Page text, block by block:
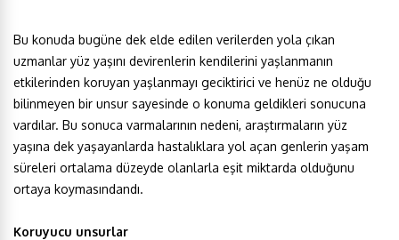
Bu konuda bugüne dek elde edilen verilerden yola çıkan
uzmanlar yüz yaşını devirenlerin kendilerini yaşlanmanın
etkilerinden koruyan yaşlanmayı geciktirici ve henüz ne olduğu
bilinmeyen bir unsur sayesinde o konuma geldikleri sonucuna
vardılar. Bu sonuca varmalarının nedeni, araştırmaların yüz
yaşına dek yaşayanlarda hastalıklara yol açan genlerin yaşam
süreleri ortalama düzeyde olanlarla eşit miktarda olduğunu
ortaya koymasındandı.
Koruyucu unsurlar